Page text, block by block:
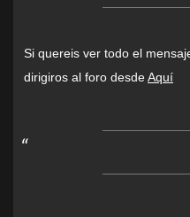
Si quereis ver todo el
dirigiros al foro desdeAquí